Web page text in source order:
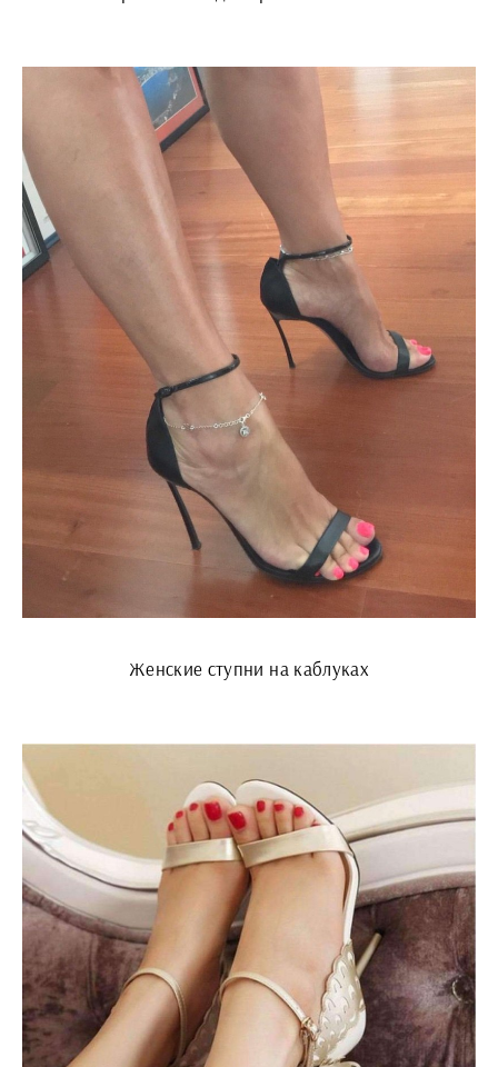
Женские ступни на каблуках